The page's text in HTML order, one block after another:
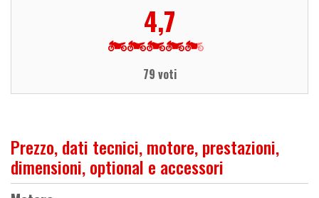
4,7
79 voti
Prezzo, dati tecnici, motore, prestazioni,
dimensioni, optional e accessori